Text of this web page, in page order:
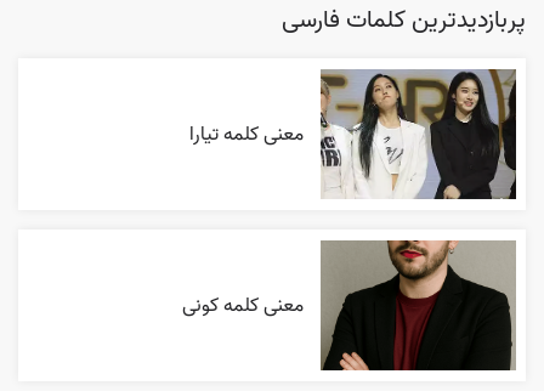
پربازدیدترین کلمات فارسی
معنی کلمه تیارا
معنی کلمه کونی